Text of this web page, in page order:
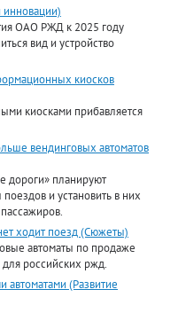
ОАО РЖД к 2025 году
вид и устройство
киосков
киосками прибавляется
вендинговых автоматов
дороги» планируют
и установить в них
ходит поезд (Сюжеты)
автоматы по продаже
российских ржд.
автоматами (Развитие